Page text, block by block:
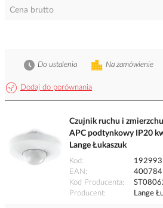
Cena brutto
Dodaj do porównania
Na zamówienie
Do ustalenia
Czujnik ruchu i
APC podtynkowy IP20
Lange Łukaszuk
Kod
EAN
Kod Producenta
Producent
Lange